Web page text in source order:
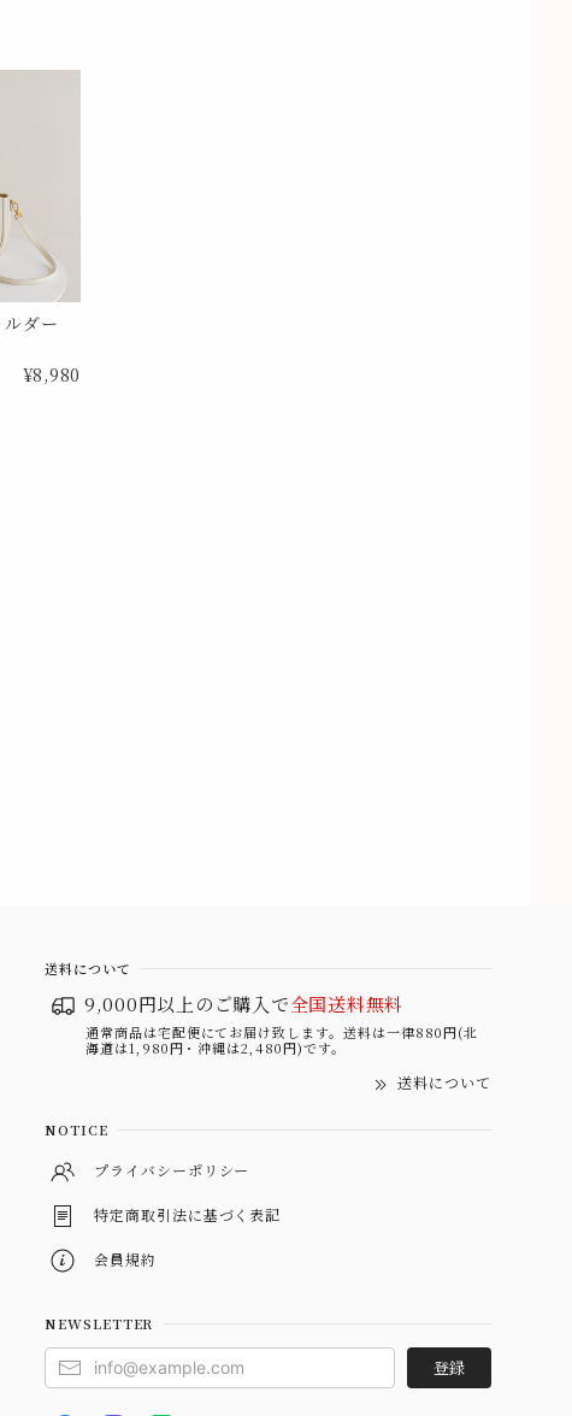
ダー
¥8,980
送料について
9,000円以上のご購入で全国送料無料
通常商品は宅配便にてお届け致します。送料は一律880円(北
海道は1,980円・沖縄は2,480円)です。
送料について
NOTICE
プライバシーポリシー
特定商取引法に基づく表記
会員規約
NEWSLETTER
登録